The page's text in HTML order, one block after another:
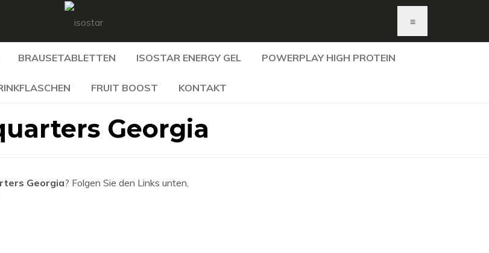
≡
BRAUSETABLETTEN ISOSTAR ENERGY GEL POWERPLAY HIGH PROTEIN
FRUIT BOOST KONTAKT
Georgia
Georgia? Folgen Sie den Links unten,